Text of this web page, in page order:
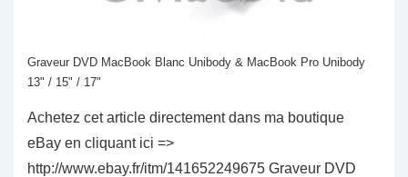
Graveur DVD MacBook Blanc Unibody & MacBook Pro Unibody
13" / 15" / 17"
Achetez cet article directement dans ma boutique
eBay en cliquant ici =>
http://www.ebay.fr/itm/141652249675 Graveur DVD